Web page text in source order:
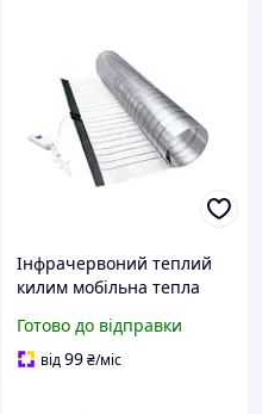
Інфрачервоний теплий
килим мобільна тепла
(Niz14766)
Готово до відправки
від99₴/міс